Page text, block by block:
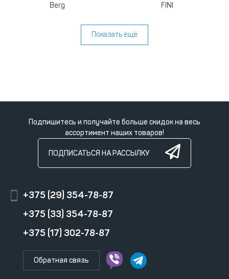
Berg FINI
Показать ещё
Подпишитесь и получайте больше скидок на весь
ассортимент наших товаров!
ПОДПИСАТЬСЯ НА РАССЫЛКУ
+375 (29) 354-78-87
+375 (33) 354-78-87
+375 (17) 302-78-87
Обратная связь